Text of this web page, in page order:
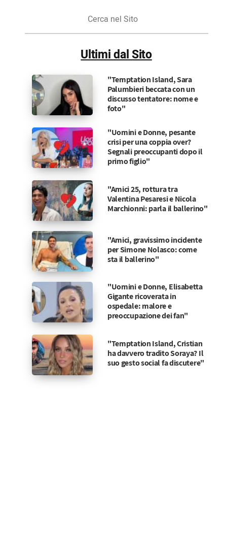
Sito
Ultimi dal Sito
"Temptation Island, Sara
Palumbieri beccata con un
discusso tentatore: nome e
foto"
"Uomini e Donne, pesante
crisi per una coppia over?
Segnali preoccupanti dopo il
primo figlio"
"Amici 25, rottura tra
Valentina Pesaresi e Nicola
Marchionni: parla il ballerino"
"Amici, gravissimo incidente
per Simone Nolasco: come
sta il ballerino"
"Uomini e Donne, Elisabetta
Gigante ricoverata in
ospedale: malore e
preoccupazione dei fan"
"Temptation Island, Cristian
ha davvero tradito Soraya? Il
suo gesto social fa discutere"